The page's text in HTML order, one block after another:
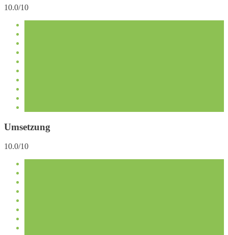
10.0/10
Umsetzung
10.0/10